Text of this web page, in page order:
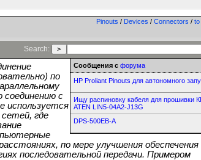
Pinouts / Devices / Connectors / to
Search:
Сообщения с форума
HP Proliant Pinouts для автономного
Ищу распиновку кабеля для прошивки
ATEN LIN5-04A2-J13G
DPS-500EB-A
по
соединению с
используется
где
по мере улучшения обеспечения
последовательной передачи. Примером